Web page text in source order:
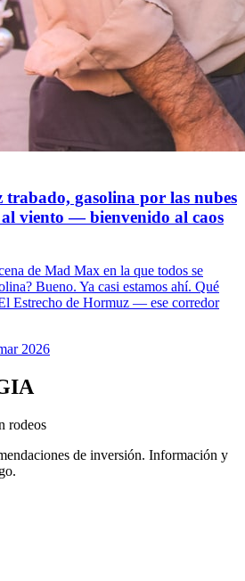
trabado, gasolina por las nubes
viento — bienvenido al caos
de Mad Max en la que todos se
Bueno. Ya casi estamos ahí. Qué
Estrecho de Hormuz — ese corredor
2026
rodeos
de inversión. Información y